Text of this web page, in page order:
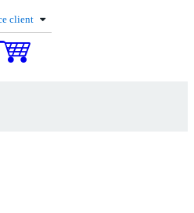
client